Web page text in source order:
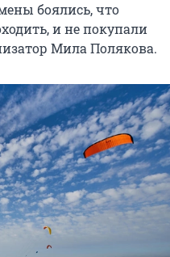
боялись, что
и не покупали
Мила Полякова.